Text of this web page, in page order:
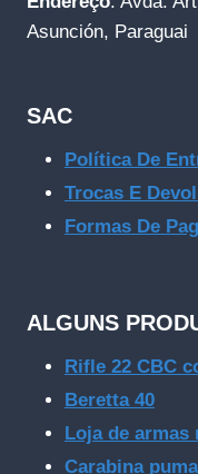
Asunción, Paraguai
SAC
Política De
Trocas E
Formas De
ALGUNS
Rifle 22 CBC
Beretta 40
Loja de armas
Carabina